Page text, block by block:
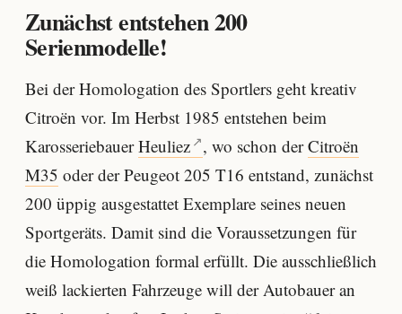
Zunächst entstehen 200
Serienmodelle!
Bei der Homologation des Sportlers geht kreativ
Citroën vor. Im Herbst 1985 entstehen beim
KarosseriebauerHeuliez , wo schon derCitroën
M35 oder der Peugeot 205 T16 entstand, zunächst
200 üppig ausgestattet Exemplare seines neuen
Sportgeräts. Damit sind die Voraussetzungen für
die Homologation formal erfüllt. Die ausschließlich
weiß lackierten Fahrzeuge will der Autobauer an